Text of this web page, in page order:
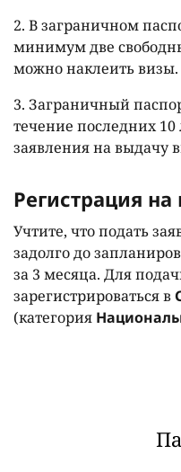
2. В заграничном
минимум две
можно наклеить визы.
3. Заграничный
течение последних
заявления на выдачу
Регистрация
Учтите, что подать
задолго до
за 3 месяца. Для
зарегистрироваться в
(категория